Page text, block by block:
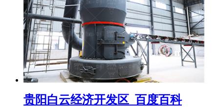
贵阳白云经济开发区_百度百科